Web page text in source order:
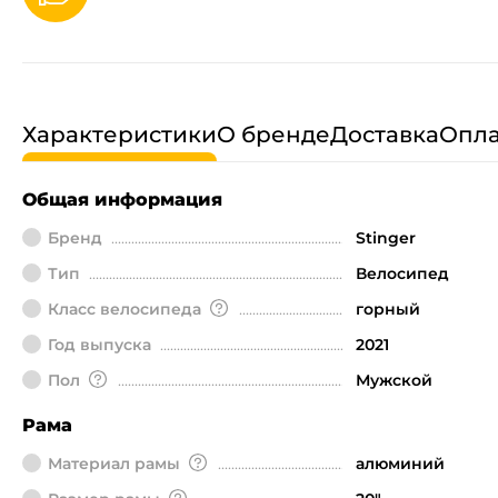
ХарактеристикиО брендеДоставка
Общая информация
Бренд
Stinger
Тип
Велосипед
Класс велосипеда
горный
Год выпуска
2021
Пол
Мужской
Рама
Материал рамы
алюминий